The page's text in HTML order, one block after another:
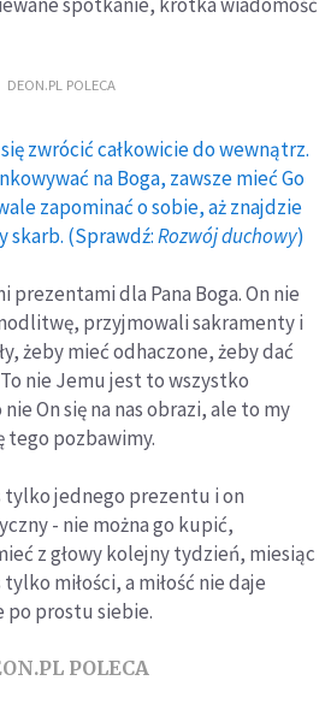
DEON.PL POLECA
zwrócić całkowicie do wewnątrz.
na Boga, zawsze mieć Go
zapominać o sobie, aż znajdzie
skarb. (Sprawdź:Rozwój duchowy)
prezentami dla Pana Boga. On nie
przyjmowali sakramenty i
żeby mieć odhaczone, żeby dać
nie Jemu jest to wszystko
On się na nas obrazi, ale to my
tego pozbawimy.
tylko jednego prezentu i on
- nie można go kupić,
z głowy kolejny tydzień, miesiąc
miłości, a miłość nie daje
po prostu siebie.
POLECA